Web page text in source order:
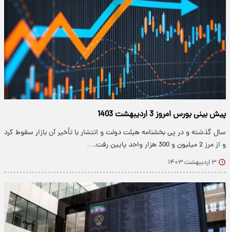
پیش بینی بورس امروز 3 اردیبهشت 1403
سال گذشته و در پی بخشنامه هیئت دولت و انتشار با تأخیر آن بازار سقوط کرد
و از مرز 2 میلیون و 300 هزار واحد پایین رفت.…
۳ اردیبهشت ۱۴۰۳